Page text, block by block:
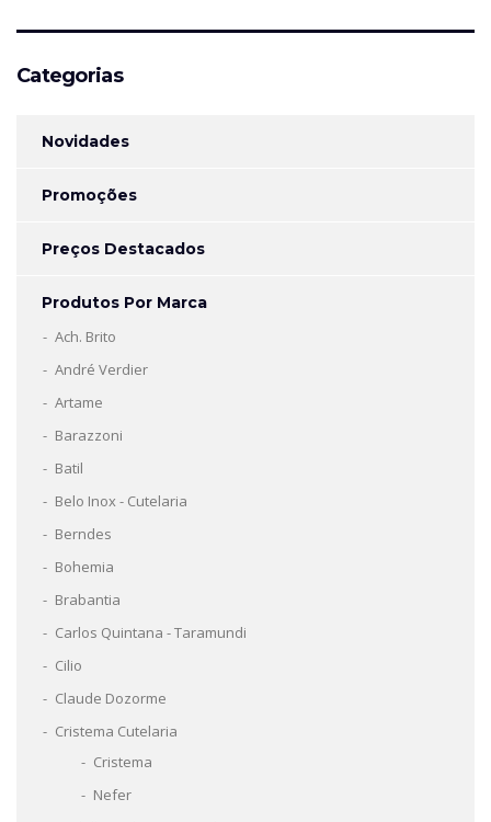
Categorias
Novidades
Promoções
Preços Destacados
Produtos Por Marca
Ach. Brito
André Verdier
Artame
Barazzoni
Batil
Belo Inox - Cutelaria
Berndes
Bohemia
Brabantia
Carlos Quintana - Taramundi
Cilio
Claude Dozorme
Cristema Cutelaria
Cristema
Nefer